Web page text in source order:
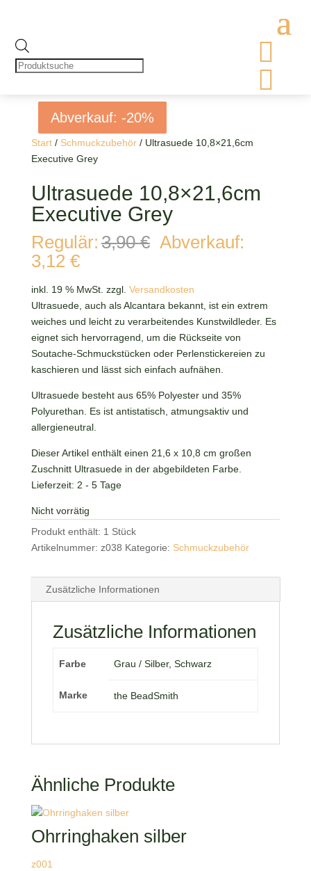
search


Start/ Schmuckzubehör/ Ultrasuede 10,8×21,6cm
Executive Grey
Abverkauf: -20%
Ultrasuede 10,8×21,6cm
Executive Grey
Regulär: 3,90€ Ursprünglicher
3,90 €
Abverkauf:
3,12 €Aktueller
ist:
3,12 €.
inkl. 19 % MwSt. zzgl. Versandkosten
Ultrasuede, auch als Alcantara bekannt, ist ein extrem
weiches und leicht zu verarbeitendes Kunstwildleder. Es
eignet sich hervorragend, um die Rückseite von
Soutache-Schmuckstücken oder Perlenstickereien zu
kaschieren und lässt sich einfach aufnähen.
Ultrasuede besteht aus 65% Polyester und 35%
Polyurethan. Es ist antistatisch, atmungsaktiv und
allergieneutral.
Dieser Artikel enthält einen 21,6 x 10,8 cm großen
Zuschnitt Ultrasuede in der abgebildeten Farbe.
Lieferzeit: 2 - 5 Tage
Nicht vorrätig
Produkt enthält: 1 Stück
Artikelnummer: z038 Kategorie: Schmuckzubehör
Zusätzliche Informationen
Zusätzliche Informationen
Farbe Grau / Silber, Schwarz
Marke the BeadSmith
Ähnliche Produkte
Abverkauf: -20%
Ohrringhaken silber
z001
Abverkauf: -20%
Abverkauf: -20%